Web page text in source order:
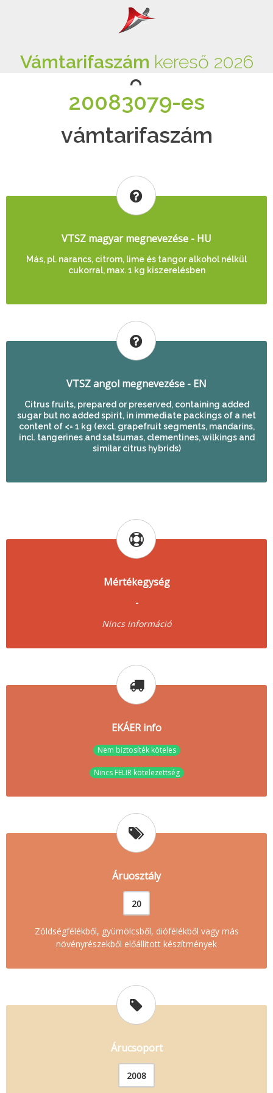
Vámtarifaszám kereső 2026
20083079-es
vámtarifaszám
VTSZ magyar megnevezése - HU
Más, pl. narancs, citrom, lime és tangor alkohol nélkül
cukorral, max. 1 kg kiszerelésben
VTSZ angol megnevezése - EN
Citrus fruits, prepared or preserved, containing added
sugar but no added spirit, in immediate packings of a net
content of <= 1 kg (excl. grapefruit segments, mandarins,
incl. tangerines and satsumas, clementines, wilkings and
similar citrus hybrids)
Mértékegység
-
Nincs információ
EKÁER info
Nem biztosíték köteles
Nincs FELIR kötelezettség
Áruosztály
20
Zöldségfélékből, gyümölcsből, diófélékből vagy más
növényrészekből előállított készítmények
Árucsoport
2008